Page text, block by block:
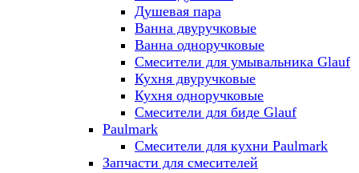
Душевая пара
Ванна двуручковые
Ванна одноручковые
Смесители для умывальника Glauf
Кухня двуручковые
Кухня одноручковые
Смесители для биде Glauf
Paulmark
Смесители для кухни Paulmark
Запчасти для смесителей